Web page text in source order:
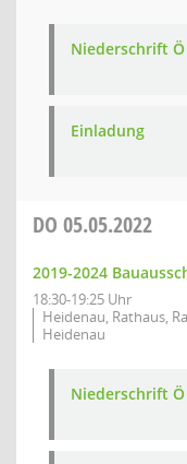
Niederschrift Ö
Einladung
DO 05.05.2022
2019-2024
18:30-19:25 Uhr
Heidenau, Rathaus,
Heidenau
Niederschrift Ö